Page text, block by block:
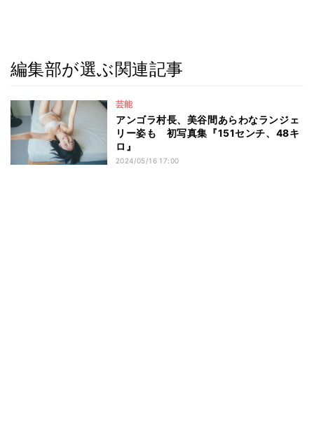
編集部が選ぶ関連記事
芸能
アンゴラ村長、美谷間あらわなランジェ
リー姿も 初写真集『151センチ、48キ
ロ』
2024/05/16 17:00